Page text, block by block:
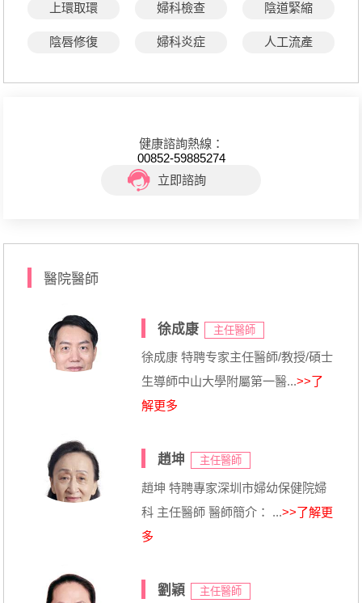
上環取環 婦科檢查 陰道緊縮
陰唇修復 婦科炎症 人工流產
健康諮詢熱線：
00852-59885274
立即諮詢
醫院醫師
徐成康 主任醫師
徐成康 特聘专家主任醫師/教授/碩士
生導師中山大學附屬第一醫...>>了
解更多
趙坤 主任醫師
趙坤 特聘專家深圳市婦幼保健院婦
科 主任醫師 醫師簡介： ...>>了解更
多
劉穎 主任醫師